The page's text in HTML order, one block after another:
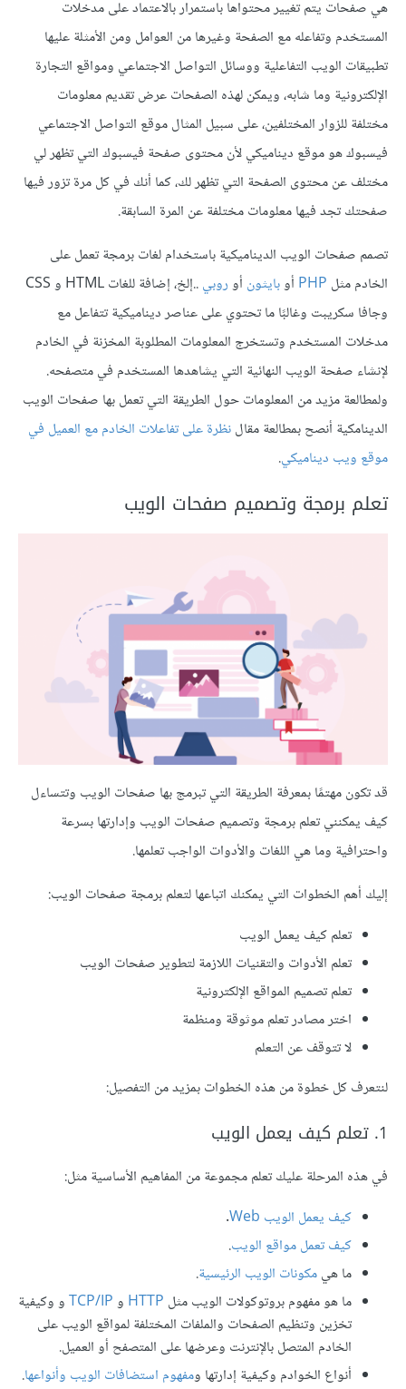
هي صفحات يتم تغيير محتواها باستمرار بالاعتماد على مدخلات
المستخدم وتفاعله مع الصفحة وغيرها من العوامل ومن الأمثلة عليها
تطبيقات الويب التفاعلية ووسائل التواصل الاجتماعي ومواقع التجارة
الإلكترونية وما شابه، ويمكن لهذه الصفحات عرض تقديم معلومات
مختلفة للزوار المختلفين، على سبيل المثال موقع التواصل الاجتماعي
فيسبوك هو موقع ديناميكي لأن محتوى صفحة فيسبوك التي تظهر لي
مختلف عن محتوى الصفحة التي تظهر لك، كما أنك في كل مرة تزور فيها
صفحتك تجد فيها معلومات مختلفة عن المرة السابقة.
تصمم صفحات الويب الديناميكية باستخدام لغات برمجة تعمل على
الخادم مثل PHP أوبايثون أوروبي
..إلخ، إضافة للغات HTML و CSS
وجافا سكريبت وغالبًا ما تحتوي على عناصر ديناميكية تتفاعل مع
مدخلات المستخدم وتستخرج المعلومات المطلوبة المخزنة في الخادم
لإنشاء صفحة الويب النهائية التي يشاهدها المستخدم في متصفحه.
ولمطالعة مزيد من المعلومات حول الطريقة التي تعمل بها صفحات الويب
الدينامكية أنصح بمطالعة مقالنظرة على تفاعلات الخادم مع العميل في
موقع ويب ديناميكي.
تعلم برمجة وتصميم صفحات الويب
قد تكون مهتمًا بمعرفة الطريقة التي تبرمج بها صفحات الويب وتتساءل
كيف يمكنني تعلم برمجة وتصميم صفحات الويب وإدارتها بسرعة
واحترافية وما هي اللغات والأدوات الواجب تعلمها.
إليك أهم الخطوات التي يمكنك اتباعها لتعلم برمجة صفحات الويب:
تعلم كيف يعمل الويب
تعلم الأدوات والتقنيات اللازمة لتطوير صفحات الويب
تعلم تصميم المواقع الإلكترونية
اختر مصادر تعلم موثوقة ومنظمة
لا تتوقف عن التعلم
لنتعرف كل خطوة من هذه الخطوات بمزيد من التفصيل:
1. تعلم كيف يعمل الويب
في هذه المرحلة عليك تعلم مجموعة من المفاهيم الأساسية مثل:
كيف يعمل الويب Web
.
كيف تعمل مواقع الويب.
ما هيمكونات الويب الرئيسية.
ما هو مفهوم بروتوكولات الويب مثل HTTP وTCP/IPو وكيفية
تخزين وتنظيم الصفحات والملفات المختلفة لمواقع الويب على
الخادم المتصل بالإنترنت وعرضها على المتصفح أو العميل.
أنواع الخوادم وكيفية إدارتها ومفهوم استضافات الويب وأنواعها.